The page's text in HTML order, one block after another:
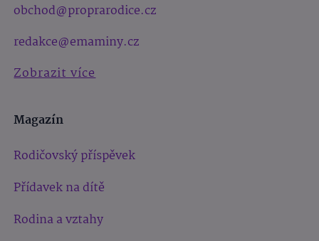
obchod@proprarodice.cz
redakce@emaminy.cz
Zobrazit více
Magazín
Rodičovský příspěvek
Přídavek na dítě
Rodina a vztahy